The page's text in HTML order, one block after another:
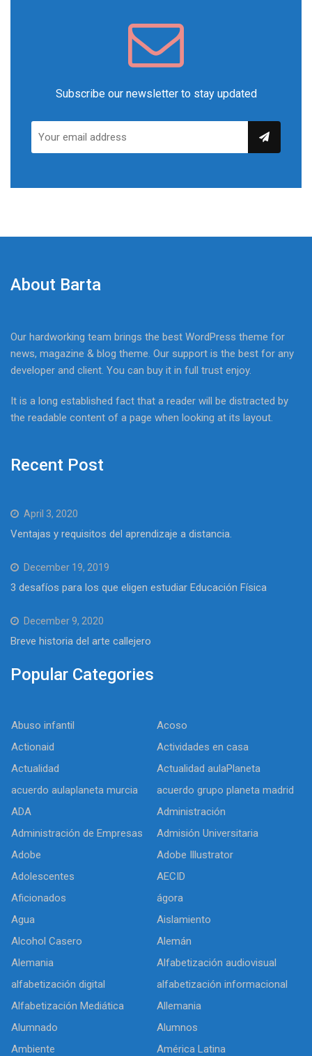
Subscribe our newsletter to stay updated
About Barta
Our hardworking team brings the best WordPress theme for
news, magazine & blog theme. Our support is the best for any
developer and client. You can buy it in full trust enjoy.
It is a long established fact that a reader will be distracted by
the readable content of a page when looking at its layout.
Recent Post
April 3, 2020
Ventajas y requisitos del aprendizaje a distancia.
December 19, 2019
3 desafíos para los que eligen estudiar Educación Física
December 9, 2020
Breve historia del arte callejero
Popular Categories
Abuso infantil
Acoso
Actionaid
Actividades en casa
Actualidad
Actualidad aulaPlaneta
acuerdo aulaplaneta murcia
acuerdo grupo planeta madrid
ADA
Administración
Administración de Empresas
Admisión Universitaria
Adobe
Adobe Illustrator
Adolescentes
AECID
Aficionados
ágora
Agua
Aislamiento
Alcohol Casero
Alemán
Alemania
Alfabetización audiovisual
alfabetización digital
alfabetización informacional
Alfabetización Mediática
Allemania
Alumnado
Alumnos
Ambiente
América Latina